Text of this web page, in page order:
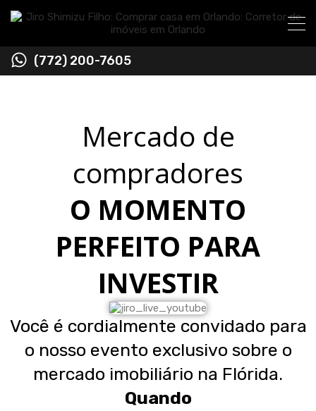
(772) 200-7605
Mercado de
compradores
O MOMENTO
PERFEITO PARA
INVESTIR
Você é cordialmente convidado para
o nosso evento exclusivo sobre o
mercado imobiliário na Flórida.
Quando